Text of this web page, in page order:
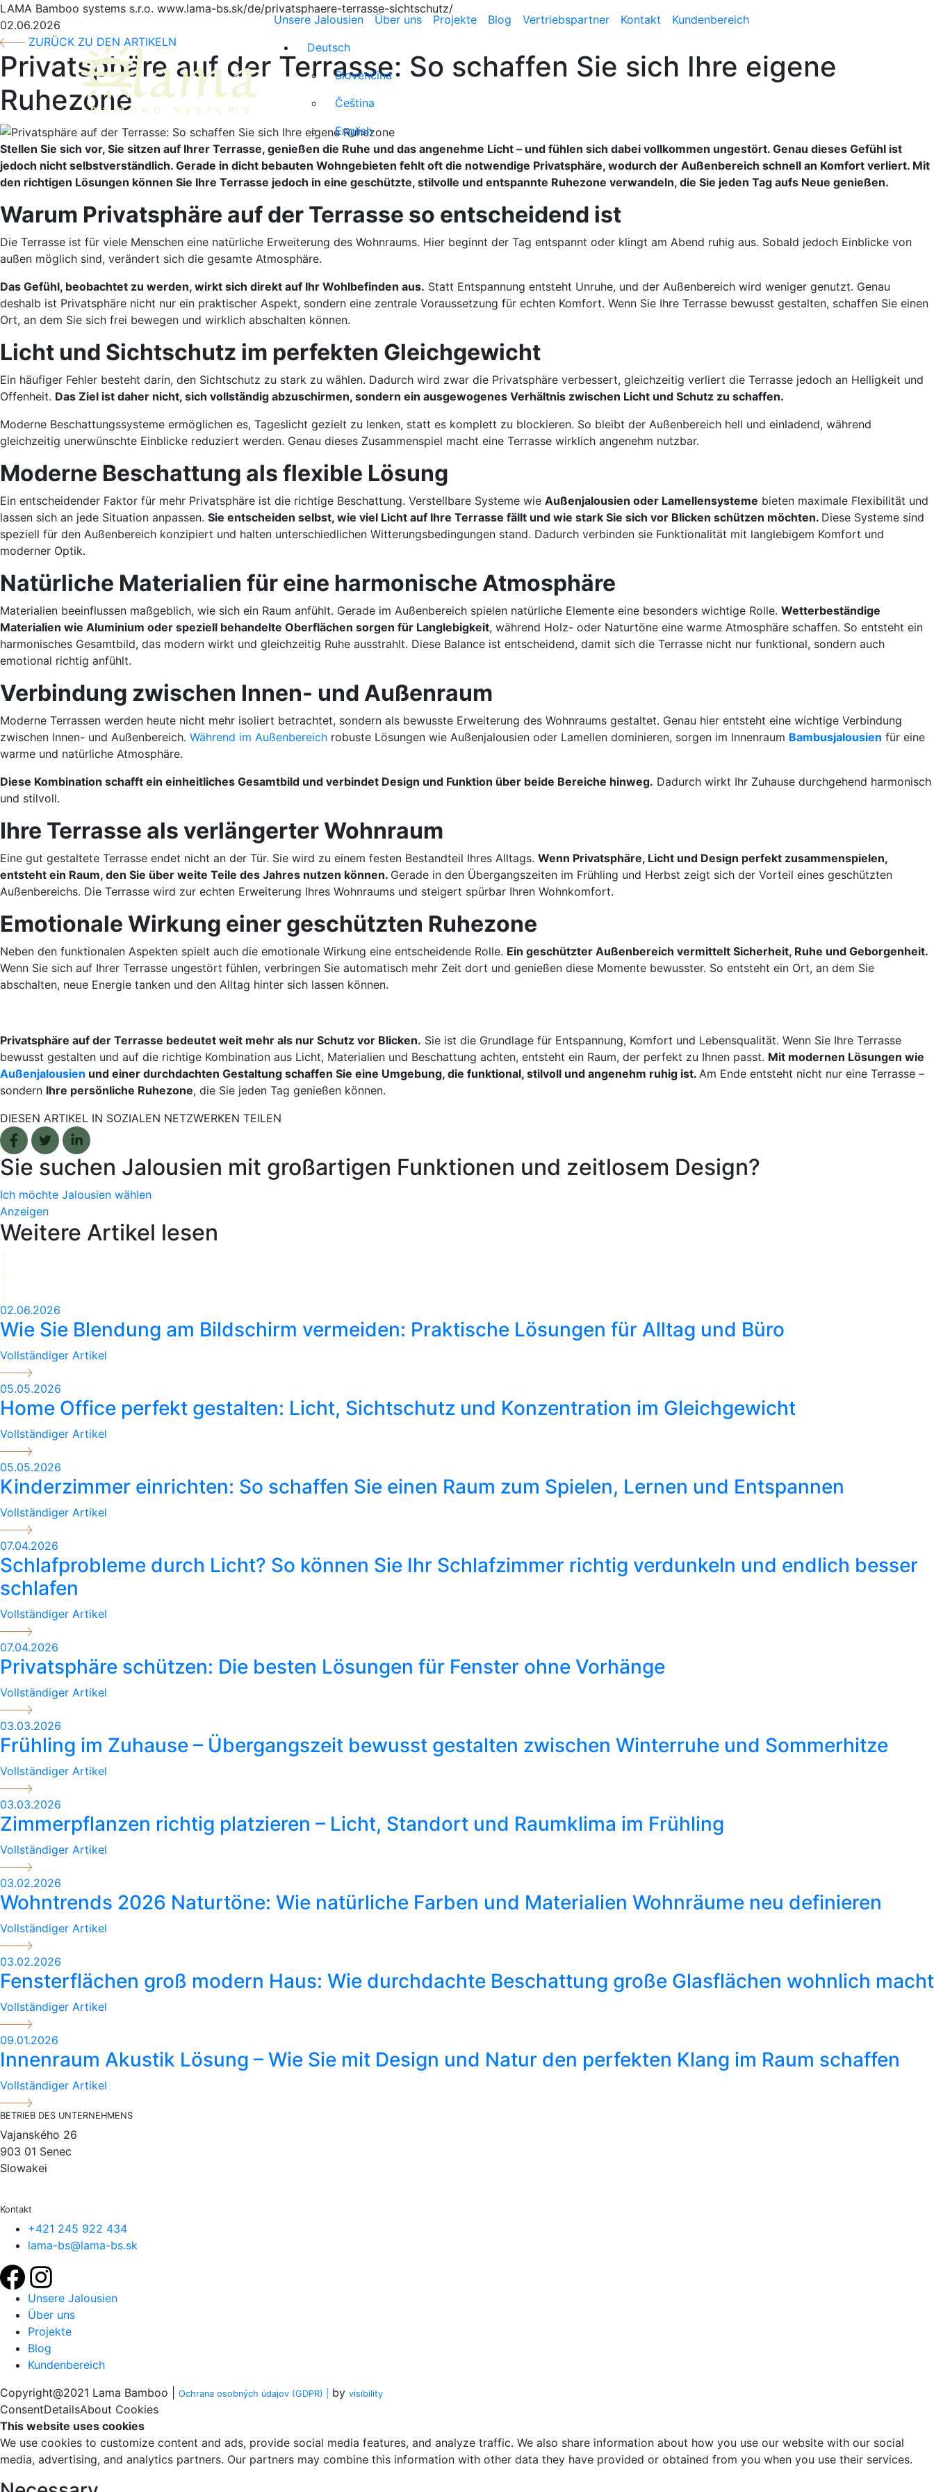
LAMA Bamboo systems s.r.o. www.lama-bs.sk/de/privatsphaere-terrasse-sichtschutz/
Unsere Jalousien
Über uns Projekte Blog Vertriebspartner Kontakt
Kundenbereich
Deutsch
Slovenčina
Čeština
English
02.06.2026
ZURÜCK ZU DEN ARTIKELN
Privatsphäre auf der Terrasse: So schaffen Sie sich Ihre eigene
Ruhezone
Stellen Sie sich vor, Sie sitzen auf Ihrer Terrasse, genießen die Ruhe und das angenehme Licht – und fühlen sich dabei vollkommen ungestört. Genau dieses Gefühl ist
jedoch nicht selbstverständlich. Gerade in dicht bebauten Wohngebieten fehlt oft die notwendige Privatsphäre, wodurch der Außenbereich schnell an Komfort verliert. Mit
den richtigen Lösungen können Sie Ihre Terrasse jedoch in eine geschützte, stilvolle und entspannte Ruhezone verwandeln, die Sie jeden Tag aufs Neue genießen.
Warum Privatsphäre auf der Terrasse so entscheidend ist
Die Terrasse ist für viele Menschen eine natürliche Erweiterung des Wohnraums. Hier beginnt der Tag entspannt oder klingt am Abend ruhig aus. Sobald jedoch Einblicke von
außen möglich sind, verändert sich die gesamte Atmosphäre.
Das Gefühl, beobachtet zu werden, wirkt sich direkt auf Ihr Wohlbefinden aus. Statt Entspannung entsteht Unruhe, und der Außenbereich wird weniger genutzt. Genau
deshalb ist Privatsphäre nicht nur ein praktischer Aspekt, sondern eine zentrale Voraussetzung für echten Komfort. Wenn Sie Ihre Terrasse bewusst gestalten, schaffen Sie einen
Ort, an dem Sie sich frei bewegen und wirklich abschalten können.
Licht und Sichtschutz im perfekten Gleichgewicht
Ein häufiger Fehler besteht darin, den Sichtschutz zu stark zu wählen. Dadurch wird zwar die Privatsphäre verbessert, gleichzeitig verliert die Terrasse jedoch an Helligkeit und
Offenheit. Das Ziel ist daher nicht, sich vollständig abzuschirmen, sondern ein ausgewogenes Verhältnis zwischen Licht und Schutz zu schaffen.
Moderne Beschattungssysteme ermöglichen es, Tageslicht gezielt zu lenken, statt es komplett zu blockieren. So bleibt der Außenbereich hell und einladend, während
gleichzeitig unerwünschte Einblicke reduziert werden. Genau dieses Zusammenspiel macht eine Terrasse wirklich angenehm nutzbar.
Moderne Beschattung als flexible Lösung
Ein entscheidender Faktor für mehr Privatsphäre ist die richtige Beschattung. Verstellbare Systeme wie Außenjalousien oder Lamellensysteme bieten maximale Flexibilität und
lassen sich an jede Situation anpassen. Sie entscheiden selbst, wie viel Licht auf Ihre Terrasse fällt und wie stark Sie sich vor Blicken schützen möchten. Diese Systeme sind
speziell für den Außenbereich konzipiert und halten unterschiedlichen Witterungsbedingungen stand. Dadurch verbinden sie Funktionalität mit langlebigem Komfort und
moderner Optik.
Natürliche Materialien für eine harmonische Atmosphäre
Materialien beeinflussen maßgeblich, wie sich ein Raum anfühlt. Gerade im Außenbereich spielen natürliche Elemente eine besonders wichtige Rolle. Wetterbeständige
Materialien wie Aluminium oder speziell behandelte Oberflächen sorgen für Langlebigkeit, während Holz- oder Naturtöne eine warme Atmosphäre schaffen. So entsteht ein
harmonisches Gesamtbild, das modern wirkt und gleichzeitig Ruhe ausstrahlt. Diese Balance ist entscheidend, damit sich die Terrasse nicht nur funktional, sondern auch
emotional richtig anfühlt.
Verbindung zwischen Innen- und Außenraum
Moderne Terrassen werden heute nicht mehr isoliert betrachtet, sondern als bewusste Erweiterung des Wohnraums gestaltet. Genau hier entsteht eine wichtige Verbindung
zwischen Innen- und Außenbereich. Während im Außenbereich robuste Lösungen wie Außenjalousien oder Lamellen dominieren, sorgen im Innenraum Bambusjalousien für eine
warme und natürliche Atmosphäre.
Diese Kombination schafft ein einheitliches Gesamtbild und verbindet Design und Funktion über beide Bereiche hinweg. Dadurch wirkt Ihr Zuhause durchgehend harmonisch
und stilvoll.
Ihre Terrasse als verlängerter Wohnraum
Eine gut gestaltete Terrasse endet nicht an der Tür. Sie wird zu einem festen Bestandteil Ihres Alltags. Wenn Privatsphäre, Licht und Design perfekt zusammenspielen,
entsteht ein Raum, den Sie über weite Teile des Jahres nutzen können. Gerade in den Übergangszeiten im Frühling und Herbst zeigt sich der Vorteil eines geschützten
Außenbereichs. Die Terrasse wird zur echten Erweiterung Ihres Wohnraums und steigert spürbar Ihren Wohnkomfort.
Emotionale Wirkung einer geschützten Ruhezone
Neben den funktionalen Aspekten spielt auch die emotionale Wirkung eine entscheidende Rolle. Ein geschützter Außenbereich vermittelt Sicherheit, Ruhe und Geborgenheit.
Wenn Sie sich auf Ihrer Terrasse ungestört fühlen, verbringen Sie automatisch mehr Zeit dort und genießen diese Momente bewusster. So entsteht ein Ort, an dem Sie
abschalten, neue Energie tanken und den Alltag hinter sich lassen können.
Privatsphäre auf der Terrasse bedeutet weit mehr als nur Schutz vor Blicken. Sie ist die Grundlage für Entspannung, Komfort und Lebensqualität. Wenn Sie Ihre Terrasse
bewusst gestalten und auf die richtige Kombination aus Licht, Materialien und Beschattung achten, entsteht ein Raum, der perfekt zu Ihnen passt. Mit modernen Lösungen wie
Außenjalousien und einer durchdachten Gestaltung schaffen Sie eine Umgebung, die funktional, stilvoll und angenehm ruhig ist. Am Ende entsteht nicht nur eine Terrasse –
sondern Ihre persönliche Ruhezone, die Sie jeden Tag genießen können.
DIESEN ARTIKEL IN SOZIALEN NETZWERKEN TEILEN
Facebook share
Tweet Linkedin share
Sie suchen Jalousien mit großartigen Funktionen und zeitlosem Design?
Ich möchte Jalousien wählen
Anzeigen
Weitere Artikel lesen
02.06.2026
Wie Sie Blendung am Bildschirm vermeiden: Praktische Lösungen für Alltag und Büro
Vollständiger Artikel
05.05.2026
Home Office perfekt gestalten: Licht, Sichtschutz und Konzentration im Gleichgewicht
Vollständiger Artikel
05.05.2026
Kinderzimmer einrichten: So schaffen Sie einen Raum zum Spielen, Lernen und Entspannen
Vollständiger Artikel
07.04.2026
Schlafprobleme durch Licht? So können Sie Ihr Schlafzimmer richtig verdunkeln und endlich besser
schlafen
Vollständiger Artikel
07.04.2026
Privatsphäre schützen: Die besten Lösungen für Fenster ohne Vorhänge
Vollständiger Artikel
03.03.2026
Frühling im Zuhause – Übergangszeit bewusst gestalten zwischen Winterruhe und Sommerhitze
Vollständiger Artikel
03.03.2026
Zimmerpflanzen richtig platzieren – Licht, Standort und Raumklima im Frühling
Vollständiger Artikel
03.02.2026
Wohntrends 2026 Naturtöne: Wie natürliche Farben und Materialien Wohnräume neu definieren
Vollständiger Artikel
03.02.2026
Fensterflächen groß modern Haus: Wie durchdachte Beschattung große Glasflächen wohnlich macht
Vollständiger Artikel
09.01.2026
Innenraum Akustik Lösung – Wie Sie mit Design und Natur den perfekten Klang im Raum schaffen
Vollständiger Artikel
BETRIEB DES UNTERNEHMENS
Vajanského 26
903 01 Senec
Slowakei
Kontakt
+421 245 922 434
lama-bs@lama-bs.sk
Unsere Jalousien
Über uns
Projekte
Blog
Kundenbereich
Copyright@2021 Lama Bamboo |
Ochrana osobných údajov (GDPR) | by visibility
ConsentDetailsAbout Cookies
This website uses cookies
We use cookies to customize content and ads, provide social media features, and analyze traffic. We also share information about how you use our website with our social
media, advertising, and analytics partners. Our partners may combine this information with other data they have provided or obtained from you when you use their services.